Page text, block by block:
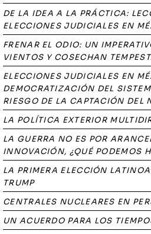
DE LA IDEA A LA PRÁCTICA:
ELECCIONES JUDICIALES EN
FRENAR EL ODIO: UN
VIENTOS Y COSECHAN
ELECCIONES JUDICIALES EN
DEMOCRATIZACIÓN DEL
RIESGO DE LA CAPTACIÓN DEL
LA POLÍTICA EXTERIOR
LA GUERRA NO ES POR
INNOVACIÓN, ¿QUÉ PODEMOS
LA PRIMERA ELECCIÓN
TRUMP
CENTRALES NUCLEARES EN
UN ACUERDO PARA LOS